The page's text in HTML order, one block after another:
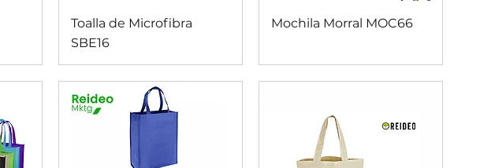
Vista rápida
Toalla de Microfibra
SBE16
Vista rápida
Mochila Morral MOC66